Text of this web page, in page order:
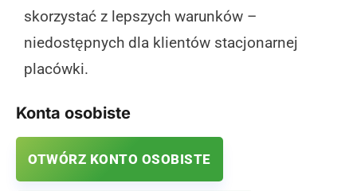
skorzystać z lepszych warunków –
niedostępnych dla klientów stacjonarnej
placówki.
Konta osobiste
OTWÓRZ KONTO OSOBISTE